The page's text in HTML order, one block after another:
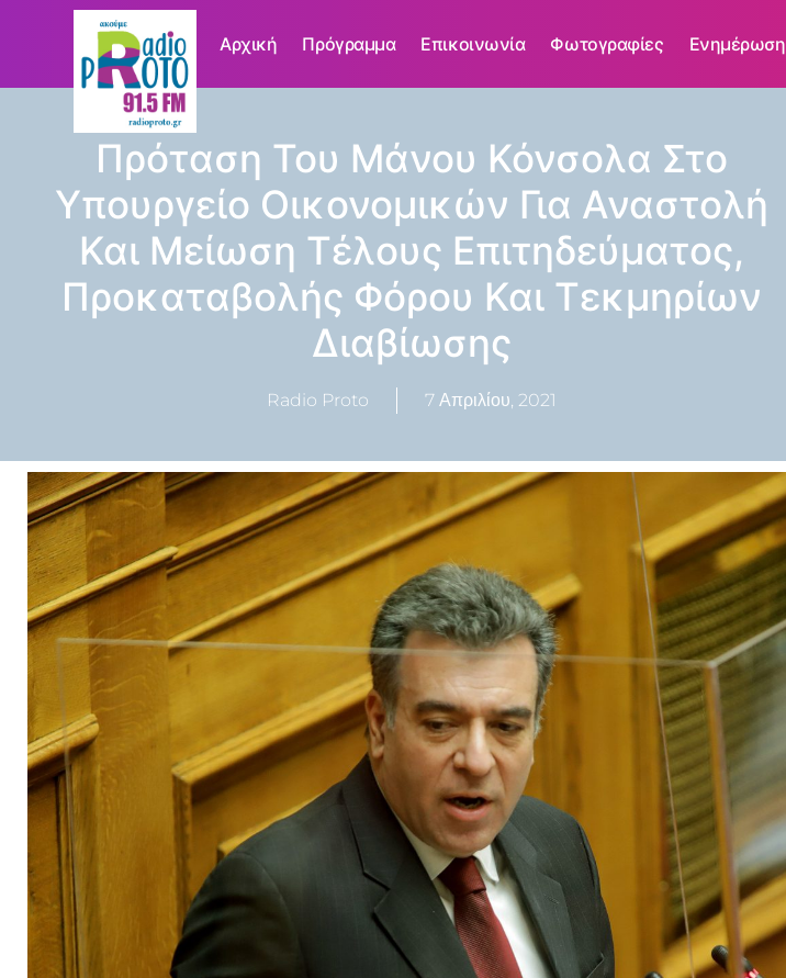
Αρχική Πρόγραμμα Επικοινωνία Φωτογραφίες Ενημέρωση
Πρόταση Του Μάνου Κόνσολα Στο
Υπουργείο Οικονομικών Για Αναστολή
Και Μείωση Τέλους Επιτηδεύματος,
Προκαταβολής Φόρου Και Τεκμηρίων
Διαβίωσης
Radio Proto 7 Απριλίου, 2021